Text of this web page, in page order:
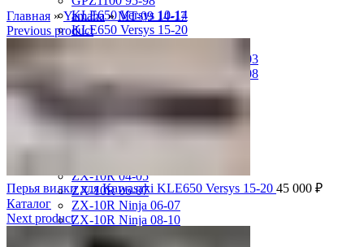
KLE650 Versys 10-14
KLE650 Versys 15-20
VN1500 Vulcan Mean Streak 02-03
VN1600 Vulcan Mean Streak 04-08
Z-1000 07-09
Z-750 04-06
ZL400D Eliminator 95-96
ZX-10R 04-05
ZX-10R 06-07
ZX-10R Ninja 06-07
ZX-10R Ninja 08-10
Главная »Yamaha»MT-09 14-17
Previous product
Перья вилки для Kawasaki KLE650 Versys 15-20 45 000 ₽
Каталог
Next product